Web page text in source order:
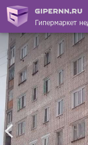
Гипермаркет